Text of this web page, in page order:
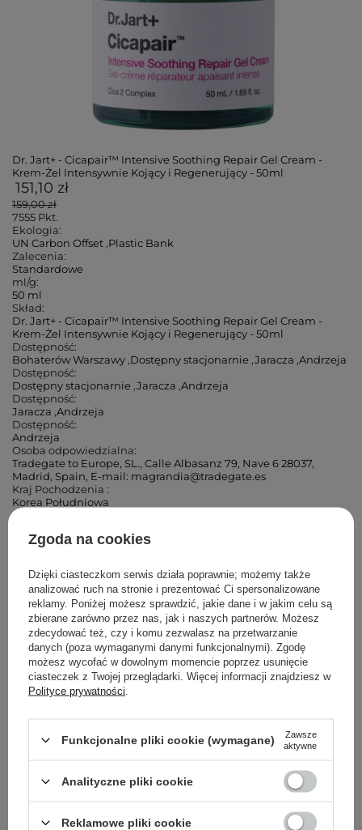
Dr. Jart+ - Cicapair™ Intensive Soothing Repair Gel Cream -
Krem-Żel Intensywnie Kojący i Regenerujący - 50ml
151,10 zł
159,00 zł
7555 Pkt.
Ekologia:
UN Carbon Offset ,Plastic Bank
Zalecenia:
Standardowe
ml/g:
50 ml
Skład:
Dr. Jart+ - Cicapair™ Intensive Soothing Repair Gel Cream -
Krem-Żel Intensywnie Kojący i Regenerujący - 50ml
Dostępność:
Bohaterów Warszawy ,Dostępny stacjonarnie ,Jaracza ,Andrzeja
Dostępność:
Dostępny stacjonarnie ,Jaracza ,Andrzeja
Dostępność:
Jaracza ,Andrzeja
Dostępność:
Andrzeja
Osoba odpowiedzialna:
Tradegate to Europe, SL., Calle Albasanz 79, Nave 6 28037,
Madrid, Spain, E-mail: magrandia@tradegate.es
Kraj Pochodzenia :
Korea Południowa
Cosibella Corner (Andrzeja)
Cosibella Corner (Łucka)
Cosibella Corner (Woronicza)
Cosibella Corner (Wileńska)
Cosibella Corner (Bohaterów Warszawy)
Cosibella Corner (Tadeusza Kościuszki)
Zgoda na cookies
Dzięki ciasteczkom serwis działa poprawnie; możemy także
analizować ruch na stronie i prezentować Ci spersonalizowane
reklamy. Poniżej możesz sprawdzić, jakie dane i w jakim celu są
zbierane zarówno przez nas, jak i naszych partnerów. Możesz
zdecydować też, czy i komu zezwalasz na przetwarzanie
danych (poza wymaganymi danymi funkcjonalnymi). Zgodę
możesz wycofać w dowolnym momencie poprzez usunięcie
ciasteczek z Twojej przeglądarki. Więcej informacji znajdziesz w
Polityce prywatności
Funkcjonalne pliki cookie (wymagane)
Zawsze
aktywne
Analityczne pliki cookie
Reklamowe pliki cookie